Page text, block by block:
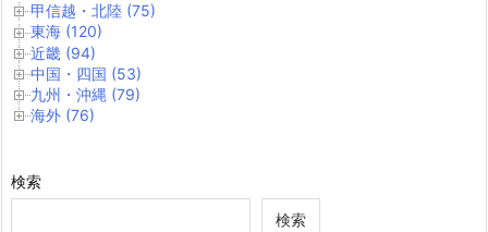
甲信越・北陸 (75)
東海 (120)
近畿 (94)
中国・四国 (53)
九州・沖縄 (79)
海外 (76)
検索
検索